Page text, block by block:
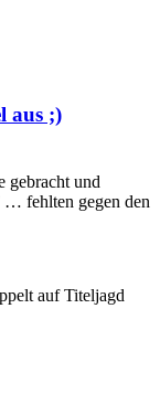
aus ;)
gebracht und
… fehlten gegen den